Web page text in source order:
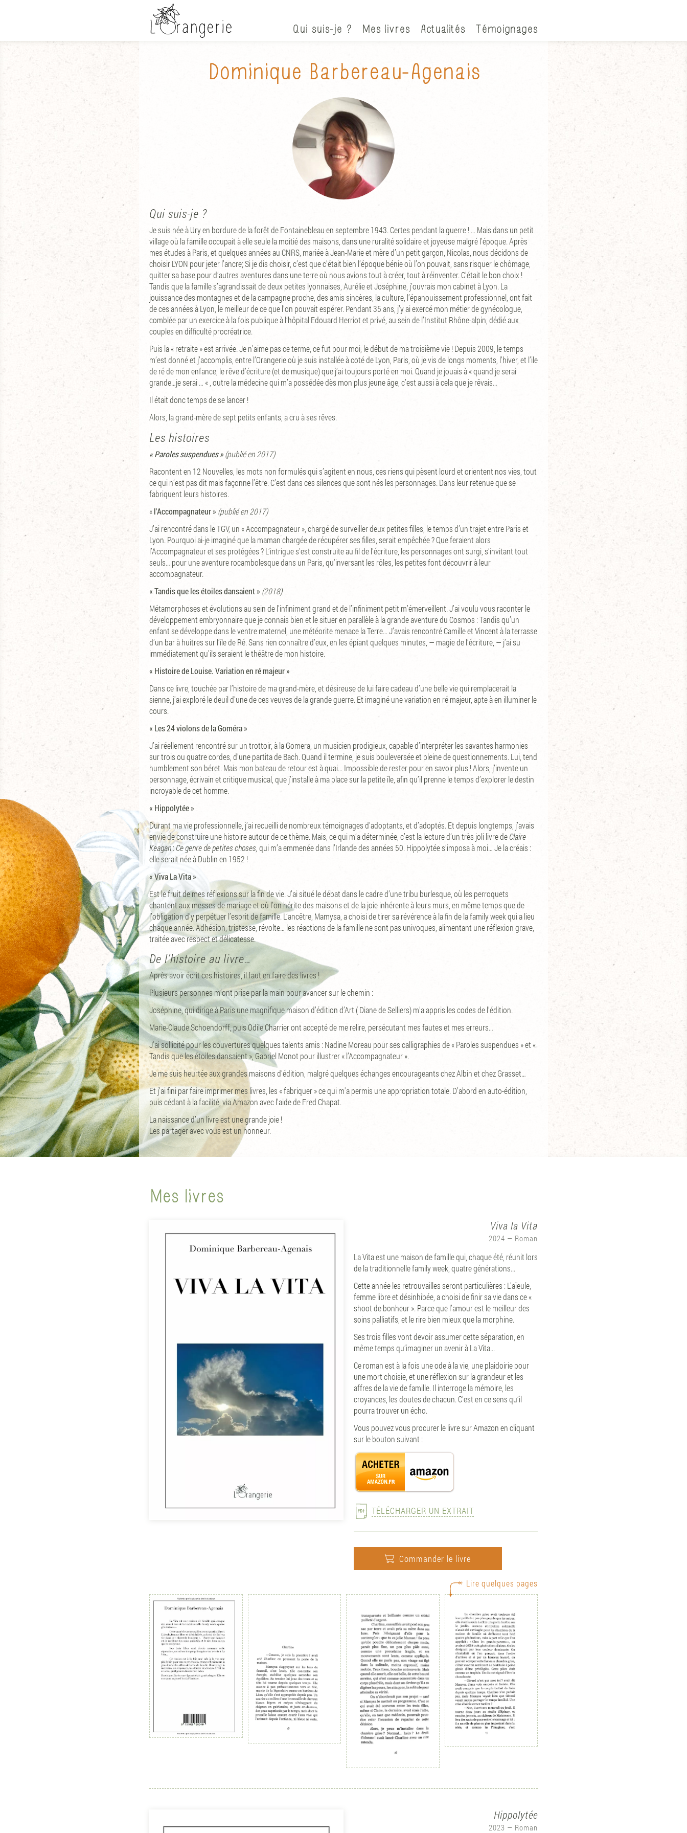
L'orangerie
:
Retour
Qui suis-je ? Mes livres Actualités Témoignages
Dominique Barbereau-Agenais
Qui suis-je ?
Je suis née à Ury en bordure de la forêt de Fontainebleau en septembre 1943. Certes pendant la guerre ! … Mais dans un petit
village où la famille occupait à elle seule la moitié des maisons, dans une ruralité solidaire et joyeuse malgré l’époque. Après
mes études à Paris, et quelques années au CNRS, mariée à Jean-Marie et mère d’un petit garçon, Nicolas, nous décidons de
choisir LYON pour jeter l’ancre; Si je dis choisir, c’est que c’était bien l’époque bénie où l’on pouvait, sans risquer le chômage,
quitter sa base pour d’autres aventures dans une terre où nous avions tout à créer, tout à réinventer. C’était le bon choix !
Tandis que la famille s’agrandissait de deux petites lyonnaises, Aurélie et Joséphine, j’ouvrais mon cabinet à Lyon. La
jouissance des montagnes et de la campagne proche, des amis sincères, la culture, l’épanouissement professionnel, ont fait
de ces années à Lyon, le meilleur de ce que l’on pouvait espérer. Pendant 35 ans, j’y ai exercé mon métier de gynécologue,
comblée par un exercice à la fois publique à l’hôpital Edouard Herriot et privé, au sein de l’Institut Rhône-alpin, dédié aux
couples en difficulté procréatrice.
Puis la « retraite » est arrivée. Je n’aime pas ce terme, ce fut pour moi, le début de ma troisième vie ! Depuis 2009, le temps
m’est donné et j’accomplis, entre l’Orangerie où je suis installée à coté de Lyon, Paris, où je vis de longs moments, l’hiver, et l’ile
de ré de mon enfance, le rêve d’écriture (et de musique) que j’ai toujours porté en moi. Quand je jouais à « quand je serai
grande…je serai … « , outre la médecine qui m’a possédée dès mon plus jeune âge, c’est aussi à cela que je rêvais…
Il était donc temps de se lancer !
Alors, la grand-mère de sept petits enfants, a cru à ses rêves.
Les histoires
« Paroles suspendues »(publié en 2017)
Racontent en 12 Nouvelles, les mots non formulés qui s’agitent en nous, ces riens qui pèsent lourd et orientent nos vies, tout
ce qui n’est pas dit mais façonne l’être. C’est dans ces silences que sont nés les personnages. Dans leur retenue que se
fabriquent leurs histoires.
«l'Accompagnateur » (publié en 2017)
J’ai rencontré dans le TGV, un « Accompagnateur », chargé de surveiller deux petites filles, le temps d’un trajet entre Paris et
Lyon. Pourquoi ai-je imaginé que la maman chargée de récupérer ses filles, serait empêchée ? Que feraient alors
l’Accompagnateur et ses protégées ? L’intrigue s’est construite au fil de l’écriture, les personnages ont surgi, s’invitant tout
seuls… pour une aventure rocambolesque dans un Paris, qu'inversant les rôles, les petites font découvrir à leur
accompagnateur.
« Tandis que les étoiles dansaient » (2018)
Métamorphoses et évolutions au sein de l’infiniment grand et de l’infiniment petit m’émerveillent. J’ai voulu vous raconter le
développement embryonnaire que je connais bien et le situer en parallèle à la grande aventure du Cosmos : Tandis qu’un
enfant se développe dans le ventre maternel, une météorite menace la Terre… J’avais rencontré Camille et Vincent à la terrasse
d’un bar à huitres sur l’île de Ré. Sans rien connaître d’eux, en les épiant quelques minutes, — magie de l’écriture, — j’ai su
immédiatement qu’ils seraient le théâtre de mon histoire.
« Histoire de Louise. Variation en ré majeur »
Dans ce livre, touchée par l’histoire de ma grand-mère, et désireuse de lui faire cadeau d’une belle vie qui remplacerait la
sienne, j'ai exploré le deuil d’une de ces veuves de la grande guerre. Et imaginé une variation en ré majeur, apte à en illuminer le
cours.
« Les 24 violons de la Goméra »
J’ai réellement rencontré sur un trottoir, à la Gomera, un musicien prodigieux, capable d’interpréter les savantes harmonies
sur trois ou quatre cordes, d’une partita de Bach. Quand il termine, je suis bouleversée et pleine de questionnements. Lui, tend
humblement son béret. Mais mon bateau de retour est à quai… Impossible de rester pour en savoir plus ! Alors, j’invente un
personnage, écrivain et critique musical, que j’installe à ma place sur la petite île, afin qu’il prenne le temps d’explorer le destin
incroyable de cet homme.
« Hippolytée »
Durant ma vie professionnelle, j’ai recueilli de nombreux témoignages d’adoptants, et d’adoptés. Et depuis longtemps, j’avais
envie de construire une histoire autour de ce thème. Mais, ce qui m’a déterminée, c’est la lecture d’un très joli livre deClaire
Keagan: Ce genre de petites choses, qui m’a emmenée dans l’Irlande des années 50. Hippolytée s’imposa à moi… Je la créais :
elle serait née à Dublin en 1952 !
« Viva La Vita »
Est le fruit de mes réflexions sur la fin de vie. J’ai situé le débat dans le cadre d’une tribu burlesque, où les perroquets
chantent aux messes de mariage et où l’on hérite des maisons et de la joie inhérente à leurs murs, en même temps que de
l’obligation d’y perpétuer l’esprit de famille. L’ancêtre, Mamysa, a choisi de tirer sa révérence à la fin de la family week qui a lieu
chaque année. Adhésion, tristesse, révolte… les réactions de la famille ne sont pas univoques, alimentant une réflexion grave,
traitée avec respect et délicatesse.
De l’histoire au livre…
Après avoir écrit ces histoires, il faut en faire des livres !
Plusieurs personnes m’ont prise par la main pour avancer sur le chemin :
Joséphine, qui dirige à Paris une magnifique maison d’édition d’Art ( Diane de Selliers) m’a appris les codes de l’édition.
Marie-Claude Schoendorff, puis Odile Charrier ont accepté de me relire, persécutant mes fautes et mes erreurs…
J'ai sollicité pour les couvertures quelques talents amis : Nadine Moreau pour ses calligraphies de « Paroles suspendues » et «
Tandis que les étoiles dansaient », Gabriel Monot pour illustrer « l’Accompagnateur ».
Je me suis heurtée aux grandes maisons d’édition, malgré quelques échanges encourageants chez Albin et chez Grasset…
Et j’ai fini par faire imprimer mes livres, les « fabriquer » ce qui m'a permis une appropriation totale. D’abord en auto-édition,
puis cédant à la facilité, via Amazon avec l’aide de Fred Chapat.
La naissance d’un livre est une grande joie !
Les partager avec vous est un honneur.
Mes livres
Viva la Vita
2024 ― Roman
La Vita est une maison de famille qui, chaque été, réunit lors
de la traditionnelle family week, quatre générations...
Cette année les retrouvailles seront particulières : L’aïeule,
femme libre et désinhibée, a choisi de finir sa vie dans ce «
shoot de bonheur ». Parce que l’amour est le meilleur des
soins palliatifs, et le rire bien mieux que la morphine.
Ses trois filles vont devoir assumer cette séparation, en
même temps qu’imaginer un avenir à La Vita...
Ce roman est à la fois une ode à la vie, une plaidoirie pour
une mort choisie, et une réflexion sur la grandeur et les
affres de la vie de famille. Il interroge la mémoire, les
croyances, les doutes de chacun. C’est en ce sens qu’il
pourra trouver un écho.
Vous pouvez vous procurer le livre sur Amazon en cliquant
sur le bouton suivant :
TÉLÉCHARGER UN EXTRAIT
Commander le livre
Lire quelques pages
Hippolytée
2023 ― Roman